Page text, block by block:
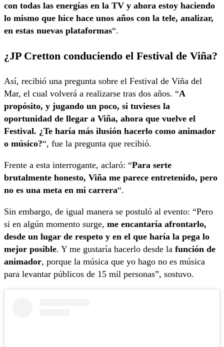
con todas las energías en la TV y ahora estoy haciendo
lo mismo que hice hace unos años con la tele, analizar,
en estas nuevas plataformas“.
¿JP Cretton conduciendo el Festival de Viña?
Así, recibió una pregunta sobre el Festival de Viña del
Mar, el cual volverá a realizarse tras dos años. “A
propósito, y jugando un poco, si tuvieses la
oportunidad de llegar a Viña, ahora que vuelve el
Festival. ¿Te haría más ilusión hacerlo como animador
o músico?“, fue la pregunta que recibió.
Frente a esta interrogante, aclaró: “Para serte
brutalmente honesto, Viña me parece entretenido, pero
no es una meta en mi carrera“.
Sin embargo, de igual manera se postuló al evento: “Pero
si en algún momento surge, me encantaría afrontarlo,
desde un lugar de respeto y en el que haría la pega lo
mejor posible. Y me gustaría hacerlo desde la función de
animador, porque la música que yo hago no es música
para levantar públicos de 15 mil personas”, sostuvo.